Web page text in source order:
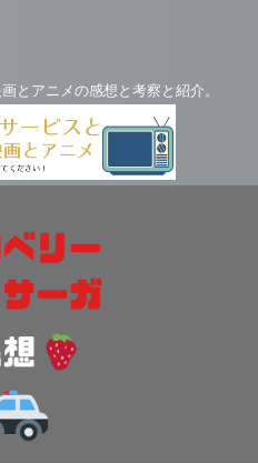
とアニメの感想と考察と紹介。